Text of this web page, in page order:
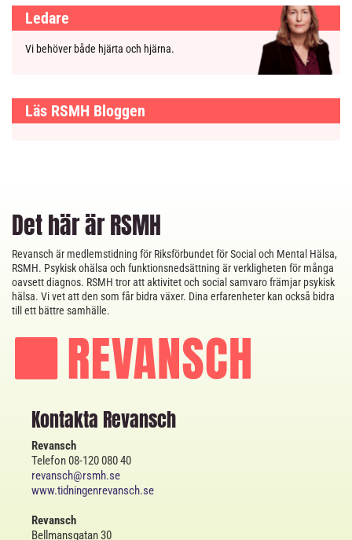
Ledare
Vi behöver både hjärta och hjärna.
Läs RSMH Bloggen
Det här är RSMH
Revansch är medlemstidning för Riksförbundet för Social och Mental Hälsa,
RSMH. Psykisk ohälsa och funktionsnedsättning är verkligheten för många
oavsett diagnos. RSMH tror att aktivitet och social samvaro främjar psykisk
hälsa. Vi vet att den som får bidra växer. Dina erfarenheter kan också bidra
till ett bättre samhälle.
Kontakta Revansch
Revansch
Telefon 08-120 080 40
revansch@rsmh.se
www.tidningenrevansch.se
Revansch
Bellmansgatan 30